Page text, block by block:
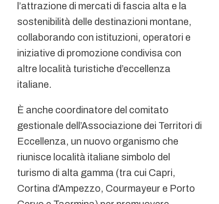
l’attrazione di mercati di fascia alta e la
sostenibilità delle destinazioni montane,
collaborando con istituzioni, operatori e
iniziative di promozione condivisa con
altre località turistiche d’eccellenza
italiane.
È anche coordinatore del comitato
gestionale dell’Associazione dei Territori di
Eccellenza, un nuovo organismo che
riunisce località italiane simbolo del
turismo di alta gamma (tra cui Capri,
Cortina d’Ampezzo, Courmayeur e Porto